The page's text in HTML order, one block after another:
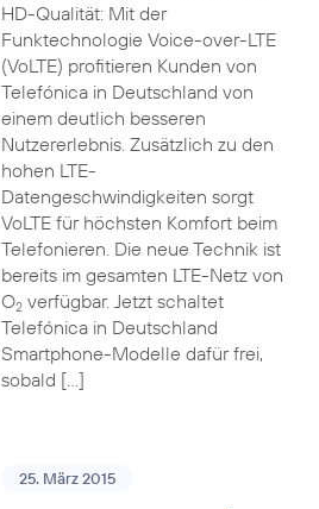
HD-Qualität: Mit der
Funktechnologie Voice-over-LTE
(VoLTE) profitieren Kunden von
Telefónica in Deutschland von
einem deutlich besseren
Nutzererlebnis. Zusätzlich zu den
hohen LTE-
Datengeschwindigkeiten sorgt
VoLTE für höchsten Komfort beim
Telefonieren. Die neue Technik ist
bereits im gesamten LTE-Netz von
O2verfügbar. Jetzt schaltet
Telefónica in Deutschland
Smartphone-Modelle dafür frei,
sobald […]
25. März 2015